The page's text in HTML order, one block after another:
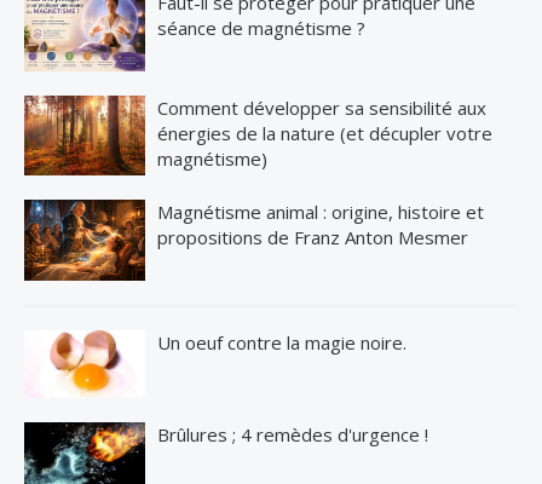
séance de magnétisme ?
Comment développer sa sensibilité aux
énergies de la nature (et décupler votre
magnétisme)
Magnétisme animal : origine, histoire et
propositions de Franz Anton Mesmer
Un oeuf contre la magie noire.
Brûlures ; 4 remèdes d'urgence !